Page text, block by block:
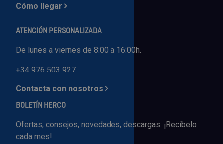
Cómo llegar
ATENCIÓN PERSONALIZADA
De lunes a viernes de 8:00 a 16:00h.
+34 976 503 927
Contacta con nosotros
BOLETÍN HERCO
Ofertas, consejos, novedades, descargas. ¡Recíbelo
cada mes!